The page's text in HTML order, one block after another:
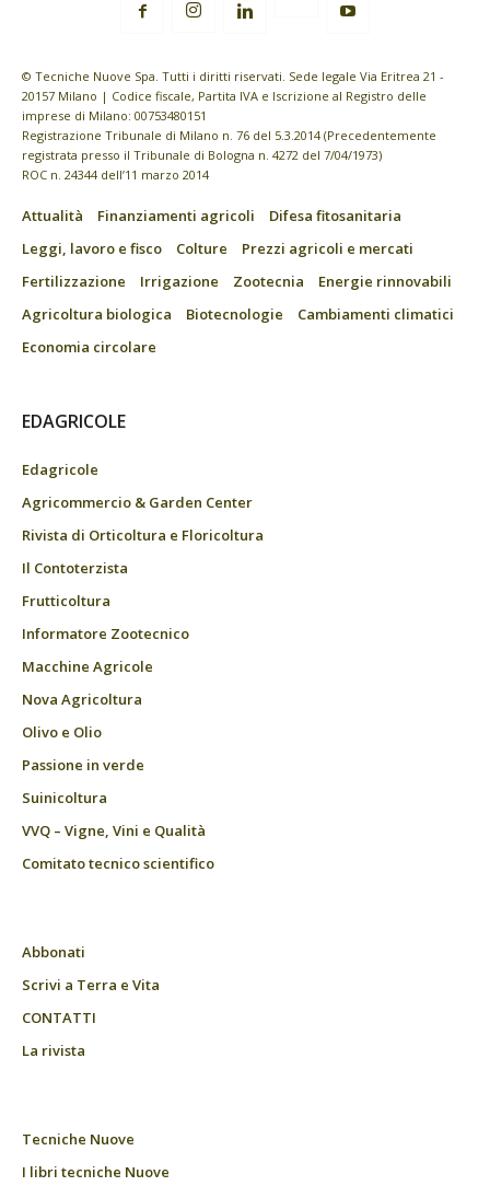
© Tecniche Nuove Spa. Tutti i diritti riservati. Sede legale Via Eritrea 21 -
20157 Milano | Codice fiscale, Partita IVA e Iscrizione al Registro delle
imprese di Milano: 00753480151
Registrazione Tribunale di Milano n. 76 del 5.3.2014 (Precedentemente
registrata presso il Tribunale di Bologna n. 4272 del 7/04/1973)
ROC n. 24344 dell’11 marzo 2014
Attualità Finanziamenti agricoli
Difesa fitosanitaria
Leggi, lavoro e fisco
Colture
Prezzi agricoli e mercati
Fertilizzazione
Irrigazione Zootecnia
Energie rinnovabili
Agricoltura biologica
Biotecnologie
Cambiamenti climatici
Economia circolare
EDAGRICOLE
Edagricole
Agricommercio & Garden Center
Rivista di Orticoltura e Floricoltura
Il Contoterzista
Frutticoltura
Informatore Zootecnico
Macchine Agricole
Nova Agricoltura
Olivo e Olio
Passione in verde
Suinicoltura
VVQ – Vigne, Vini e Qualità
Comitato tecnico scientifico
Abbonati
Scrivi a Terra e Vita
CONTATTI
La rivista
Tecniche Nuove
I libri tecniche Nuove